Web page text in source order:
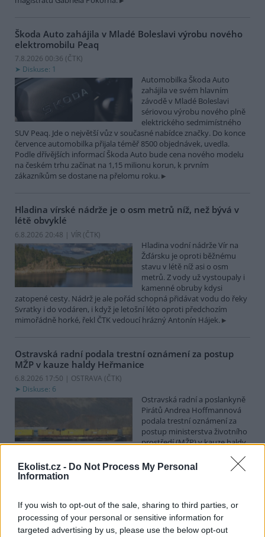
Ekolist.cz - Do Not Process My Personal
Information
If you wish to opt-out of the sale, sharing to third parties, or
processing of your personal or sensitive information for
targeted advertising by us, please use the below opt-out
Škoda Auto zahájila v Mladé Boleslavi výrobu nového
elektromobilu Peaq
7.8.2026 00:36 (ČTK)
Diskuse: 1
Automobilka Škoda Auto
zahájila ve svém hlavním
závodě v Mladé Boleslavi
sériovou výrobu nového plně
elektrického sedmimístného
SUV Peaq. Jde o největší vůz v současné nabídce značky. Do konce
července automobilka přijala téměř 8500 objednávek, uvedla.
Podle dřívějších informací Škoda Auto bude cena nového modelu
na českém trhu začínat na 1,15 milionu korun, k prvním
zákazníkům se dostane na přelomu roku.
Hladina vírské nádrže je o osm metrů níž, než bývá v
létě obvyklé
6.8.2026 20:48 | VÍR (ČTK)
Hladina vodní nádrže Vír na
Žďársku je oproti běžnému
stavu v létě níž asi o osm
metrů. Z vody už vystoupaly i
kamenné obruby kdysi
zatopené cesty. Nádrž je ale pořád schopná přidávat vodu do řeky
Svratky i do vodáren, i když je letošní léto oproti předchozím
mimořádně horké, řekl ČTK vedoucí hrázný Antonín Hájek.
Ostravská radní podala trestní oznámení za postup
MŽP v kauze haldy Heřmanice
6.8.2026 17:50 | OSTRAVA (ČTK)
Diskuse: 6
Ostravská radní a poslankyně
Pirátů Andrea Hoffmannová
podala trestní oznámení za
postup ministerstva životního
prostředí (MŽP) v kauze haldy
pirátská strana. Požaduje, aby policie prověřila okolnosti odebrání
případu České inspekci životního prostředí (ČIŽP) a zastavení řízení.
dalším osobám, jejichž účast na popsaném postupu může být
zjištěna prověřováním. Stanovisko MŽP a ČIŽP ČTK shání.